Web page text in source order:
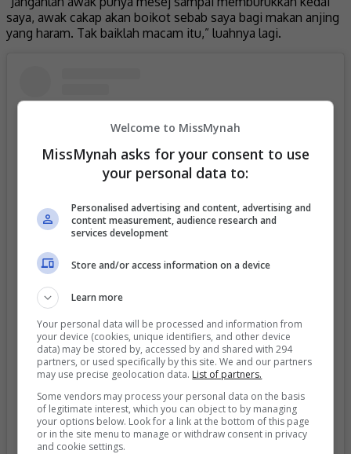
saya, awak cakap akan boikot sebab saya bagi makan anjing
yang haram. Tak baiklah macam itu,” luahnya lagi.
Welcome to MissMynah
MissMynah asks for your consent to use
your personal data to:
Personalised advertising and content, advertising and
content measurement, audience research and
services development
Store and/or access information on a device
Learn more
Your personal data will be processed and information from
your device (cookies, unique identifiers, and other device
data) may be stored by, accessed by and shared with 294
partners, or used specifically by this site. We and our partners
may use precise geolocation data. List of partners.
Some vendors may process your personal data on the basis
of legitimate interest, which you can object to by managing
your options below. Look for a link at the bottom of this page
or in the site menu to manage or withdraw consent in privacy
and cookie settings.